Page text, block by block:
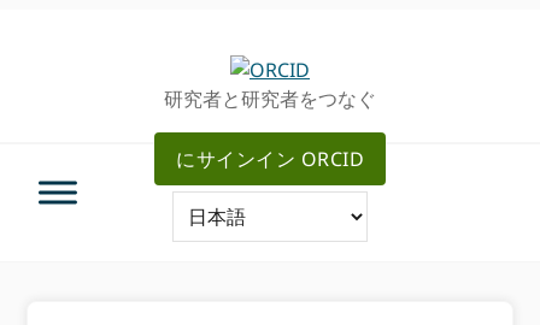
研究者と研究者をつなぐ
にサインイン ORCID